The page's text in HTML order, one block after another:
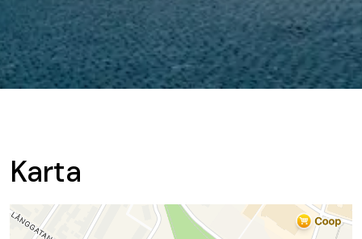
Karta